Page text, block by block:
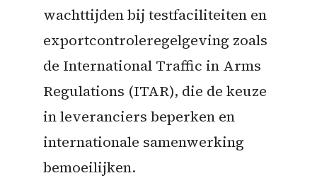
wachttijden bij testfaciliteiten en
exportcontroleregelgeving zoals
de International Traffic in Arms
Regulations (ITAR), die de keuze
in leveranciers beperken en
internationale samenwerking
bemoeilijken.